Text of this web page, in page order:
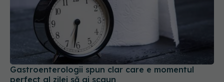
Gastroenterologii spun clar care e momentul
perfect al zilei să ai scaun